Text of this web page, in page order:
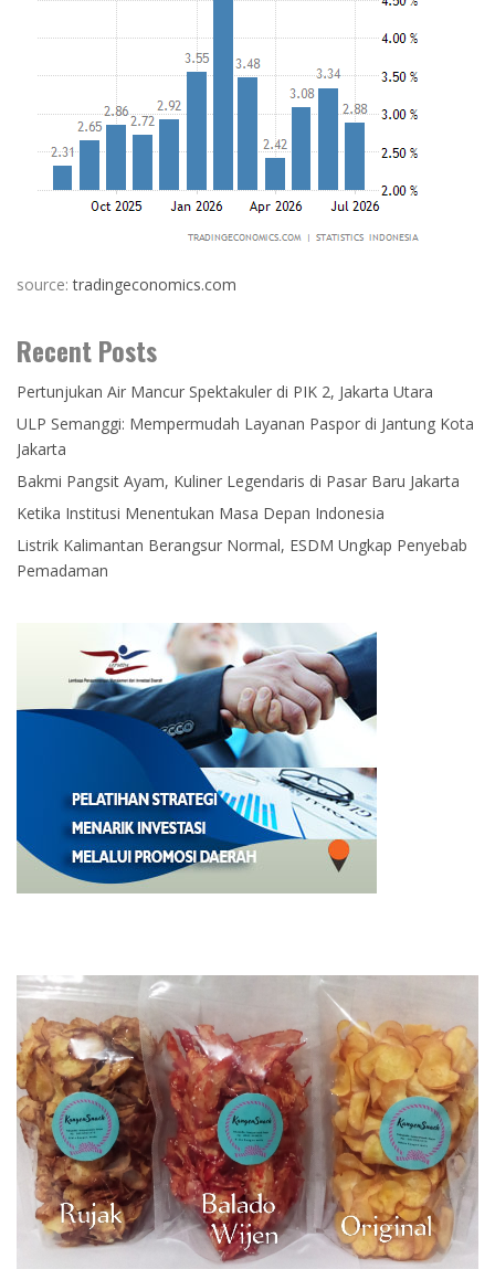
source:tradingeconomics.com
Recent Posts
Pertunjukan Air Mancur Spektakuler di PIK 2, Jakarta Utara
ULP Semanggi: Mempermudah Layanan Paspor di Jantung Kota
Jakarta
Bakmi Pangsit Ayam, Kuliner Legendaris di Pasar Baru Jakarta
Ketika Institusi Menentukan Masa Depan Indonesia
Listrik Kalimantan Berangsur Normal, ESDM Ungkap Penyebab
Pemadaman